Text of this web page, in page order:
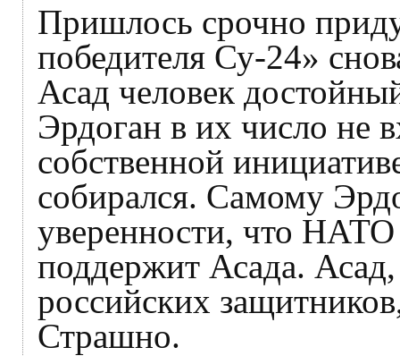
Пришлось срочно
победителя Су-24»
Асад человек
Эрдоган в их число не
собственной
собирался. Самому
уверенности, что
поддержит Асада. Асад,
российских
Страшно.